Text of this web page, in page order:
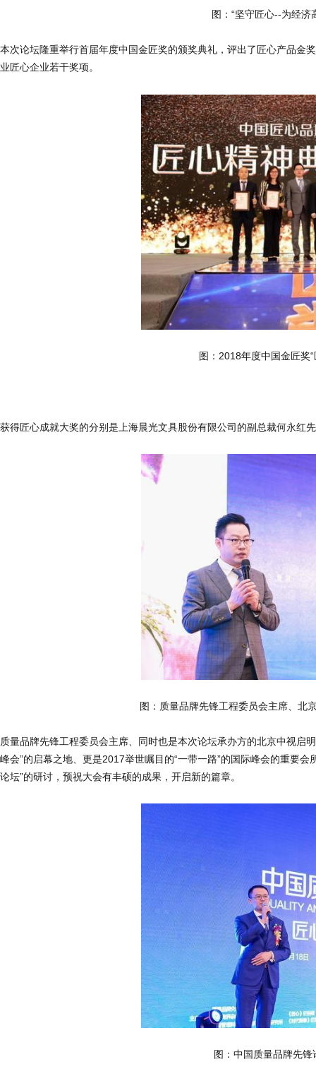
图：“坚守匠心--为经济
本次论坛隆重举行首届年度中国金匠奖的颁奖典礼，评出了匠心产品金
业匠心企业若干奖项。
图：2018年度中国金匠奖
获得匠心成就大奖的分别是上海晨光文具股份有限公司的副总裁何永红
图：质量品牌先锋工程委员会主席、北
质量品牌先锋工程委员会主席、同时也是本次论坛承办方的北京中视启
峰会”的启幕之地、更是2017举世瞩目的“一带一路”的国际峰会的重要
论坛”的研讨，预祝大会有丰硕的成果，开启新的篇章。
图：中国质量品牌先